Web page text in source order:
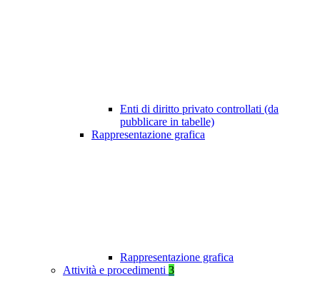
Enti di diritto privato controllati (da
pubblicare in tabelle)
Rappresentazione grafica
Rappresentazione grafica
Attività e procedimenti 3